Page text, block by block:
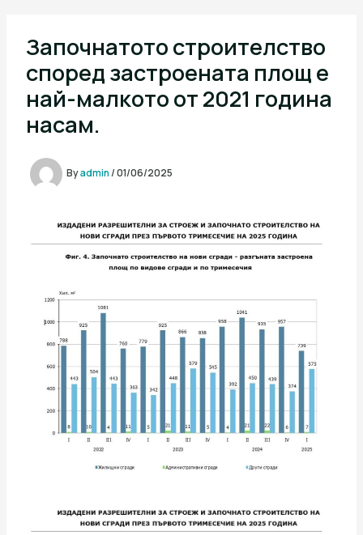
Започнатото строителство
според застроената площ е
най-малкото от 2021 година
насам.
Byadmin/01/06/2025